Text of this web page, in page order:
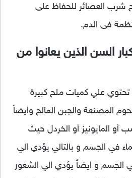
شرب العصائر للحفاظ على
فى الدم.
السن الذين يعانوا من
علي كميات ملح كبيرة
المصنعة والجبن المالح وايضاً
أو المايونيز أو الخردل حيث
في الجسم و بالتالي يؤدي الي
الجسم و ايضاً يؤدي الي الشعور